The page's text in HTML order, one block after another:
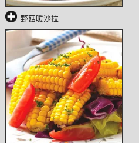
野菇暖沙拉